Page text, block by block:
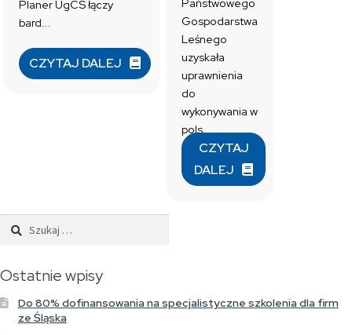
Planer UgCS łączy
bard...
CZYTAJ DALEJ
Gospodarstwa
Leśnego
uzyskała
uprawnienia
do
wykonywania w
pols...
CZYTAJ
DALEJ
Szukaj:
Ostatnie wpisy
Do 80% dofinansowania na specjalistyczne szkolenia dla firm
ze Śląska